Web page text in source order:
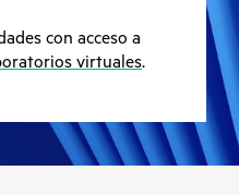
con acceso a
virtuales.